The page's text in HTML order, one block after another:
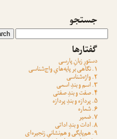
جستجو
گفتارها
دستورِ زبانِ پارسی
۱. نگاهی بر پایه‌هایِ واج‌شناسی
۲. واژه‌شناسی
۳. اسم و بندِ اسمی
۴. صفت و بندِ صفتی
۵. پردازه و بندِ پردازه
۶. شماره
۷. ضمیر
۸. ادات و بندِ اداتی
۹. هم‌پایگی و هم‌نشانیِ زنجیره‌ای